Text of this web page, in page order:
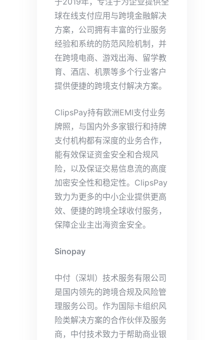
球在线支付应用与跨境金融解决
方案，公司拥有丰富的行业服务
经验和系统的防范风险机制，并
在跨境电商、游戏出海、留学教
育、酒店、机票等多个行业客户
提供便捷的跨境支付解决方案。
ClipsPay持有欧洲EMI支付业务
牌照，与国内外多家银行和持牌
支付机构都有深度的业务合作，
能有效保证资金安全和合规风
险，以及保证交易信息流的高度
加密安全性和稳定性。ClipsPay
致力为更多的中小企业提供更高
效、便捷的跨境全球收付服务，
保障企业主出海资金安全。
Sinopay
中付（深圳）技术服务有限公司
是国内领先的跨境合规及风险管
理服务公司。作为国际卡组织风
险类解决方案的合作伙伴及服务
商，中付技术致力于帮助商业银